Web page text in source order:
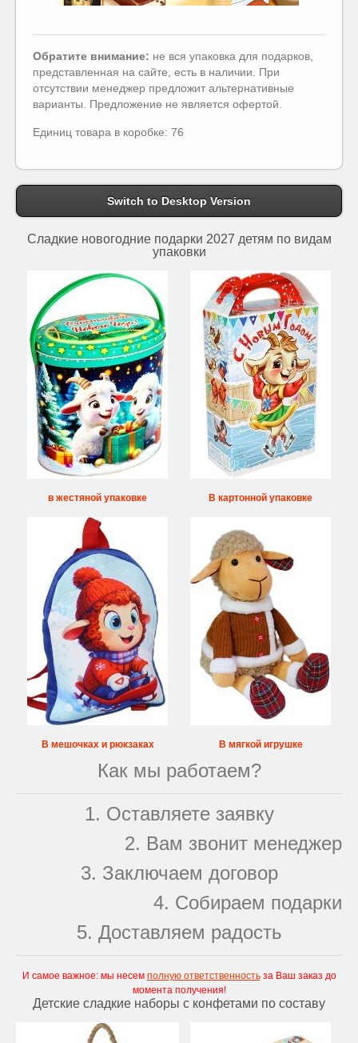
Обратите внимание: не вся упаковка для подарков,
представленная на сайте, есть в наличии. При
отсутствии менеджер предложит альтернативные
варианты. Предложение не является офертой.
Единиц товара в коробке: 76
Switch to Desktop Version
Сладкие новогодние подарки 2027 детям по видам
упаковки
в жестяной упаковке В картонной упаковке
В мешочках и рюкзаках В мягкой игрушке
Как мы работаем?
1. Оставляете заявку
2. Вам звонит менеджер
3. Заключаем договор
4. Собираем подарки
5. Доставляем радость
И самое важное: мы несем полную ответственностьза Ваш заказ до
момента получения!
Детские сладкие наборы с конфетами по составу